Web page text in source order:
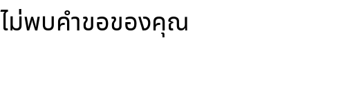
ไม่พบคำขอของคุณ